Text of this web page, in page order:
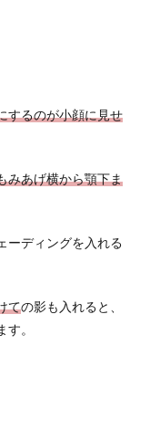
するのが小顔に見せ
みあげ横から顎下ま
ーディングを入れる
ての影も入れると、
。